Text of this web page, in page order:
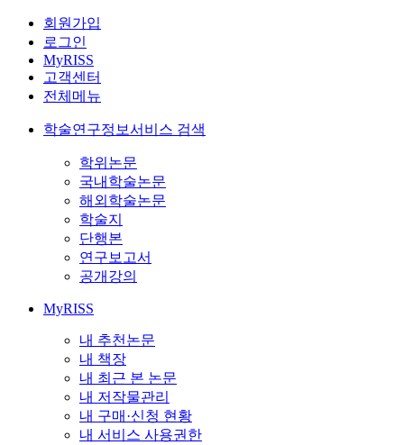
회원가입
로그인
MyRISS
고객센터
전체메뉴
학술연구정보서비스 검색
학위논문
국내학술논문
해외학술논문
학술지
단행본
연구보고서
공개강의
MyRISS
내 추천논문
내 책장
내 최근 본 논문
내 저작물관리
내 구매·신청 현황
내 서비스 사용권한